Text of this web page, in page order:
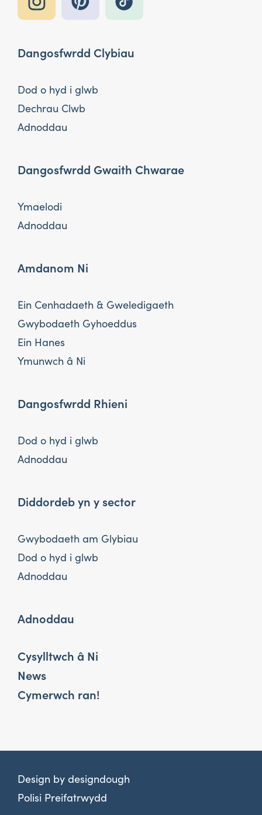
Dangosfwrdd Clybiau
Dod o hyd i glwb
Dechrau Clwb
Adnoddau
Dangosfwrdd Gwaith Chwarae
Ymaelodi
Adnoddau
Amdanom Ni
Ein Cenhadaeth & Gweledigaeth
Gwybodaeth Gyhoeddus
Ein Hanes
Ymunwch â Ni
Dangosfwrdd Rhieni
Dod o hyd i glwb
Adnoddau
Diddordeb yn y sector
Gwybodaeth am Glybiau
Dod o hyd i glwb
Adnoddau
Adnoddau
Cysylltwch â Ni
News
Cymerwch ran!
Design by designdough
Polisi Preifatrwydd